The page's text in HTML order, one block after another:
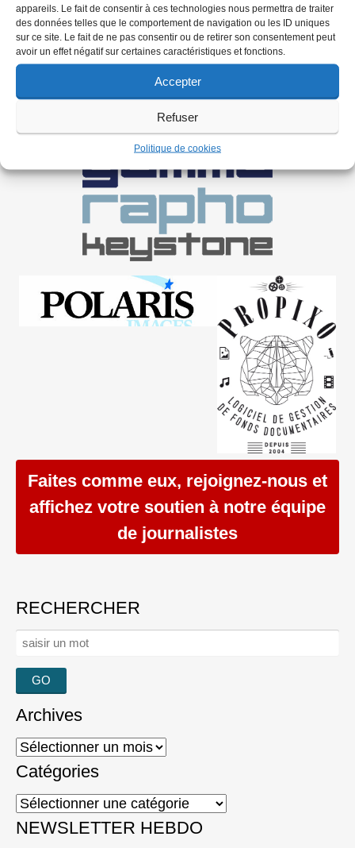
appareils. Le fait de consentir à ces technologies nous permettra de traiter
des données telles que le comportement de navigation ou les ID uniques
sur ce site. Le fait de ne pas consentir ou de retirer son consentement peut
avoir un effet négatif sur certaines caractéristiques et fonctions.
Accepter
Refuser
Politique de cookies
Faites comme eux, rejoignez-nous et
affichez votre soutien à notre équipe
de journalistes
RECHERCHER
Rechercher :
Archives
Archives
Catégories
Catégories
NEWSLETTER HEBDO